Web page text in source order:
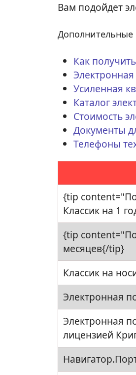
Вам подойдет
Как
Электронная
Усиленная
Каталог
Стоимость
Документы
Телефоны
{tip
Классик на 1
{tip
месяцев{/tip}
Классик на
Электронная
Электронная
лицензией